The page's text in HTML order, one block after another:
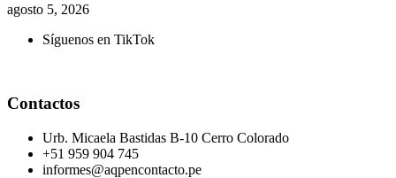
agosto 5, 2026
Síguenos en TikTok
Contactos
Urb. Micaela Bastidas B-10 Cerro Colorado
+51 959 904 745
informes@aqpencontacto.pe